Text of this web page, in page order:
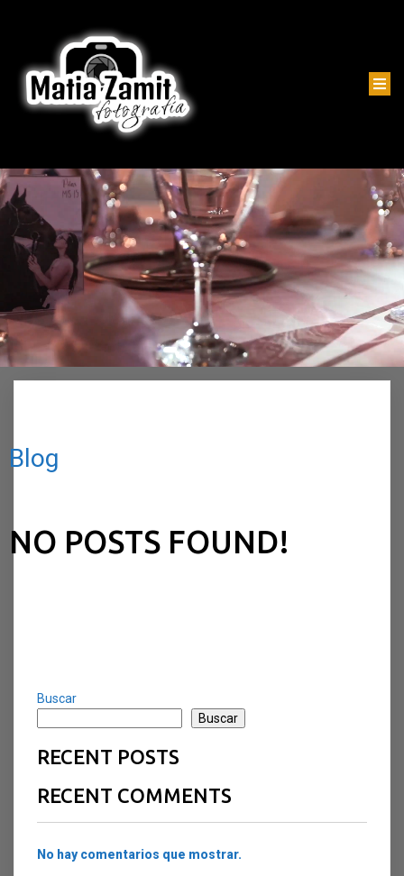
Blog
NO POSTS FOUND!
Buscar
Buscar
RECENT POSTS
RECENT COMMENTS
No hay comentarios que mostrar.